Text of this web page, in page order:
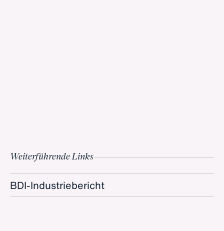
Weiterführende Links
BDI-Industriebericht